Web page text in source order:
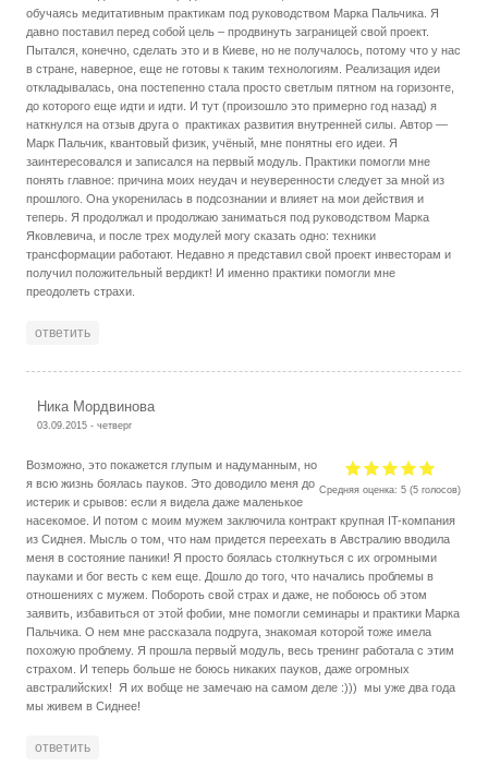
обучаясь медитативным практикам под руководством Марка Пальчика. Я
давно поставил перед собой цель – продвинуть заграницей свой проект.
Пытался, конечно, сделать это и в Киеве, но не получалось, потому что у нас
в стране, наверное, еще не готовы к таким технологиям. Реализация идеи
откладывалась, она постепенно стала просто светлым пятном на горизонте,
до которого еще идти и идти. И тут (произошло это примерно год назад) я
наткнулся на отзыв друга о практиках развития внутренней силы. Автор —
Марк Пальчик, квантовый физик, учёный, мне понятны его идеи. Я
заинтересовался и записался на первый модуль. Практики помогли мне
понять главное: причина моих неудач и неуверенности следует за мной из
прошлого. Она укоренилась в подсознании и влияет на мои действия и
теперь. Я продолжал и продолжаю заниматься под руководством Марка
Яковлевича, и после трех модулей могу сказать одно: техники
трансформации работают. Недавно я представил свой проект инвесторам и
получил положительный вердикт! И именно практики помогли мне
преодолеть страхи.
ответить
Ника Мордвинова
03.09.2015 - четверг
Средняя оценка:5 (5 голосов)
Возможно, это покажется глупым и надуманным, но
я всю жизнь боялась пауков. Это доводило меня до
истерик и срывов: если я видела даже маленькое
насекомое. И потом с моим мужем заключила контракт крупная IT-компания
из Сиднея. Мысль о том, что нам придется переехать в Австралию вводила
меня в состояние паники! Я просто боялась столкнуться с их огромными
пауками и бог весть с кем еще. Дошло до того, что начались проблемы в
отношениях с мужем. Побороть свой страх и даже, не побоюсь об этом
заявить, избавиться от этой фобии, мне помогли семинары и практики Марка
Пальчика. О нем мне рассказала подруга, знакомая которой тоже имела
похожую проблему. Я прошла первый модуль, весь тренинг работала с этим
страхом. И теперь больше не боюсь никаких пауков, даже огромных
австралийских! Я их вобще не замечаю на самом деле :))) мы уже два года
мы живем в Сиднее!
ответить